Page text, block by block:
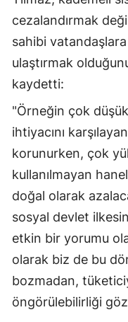
cezalandırmak
sahibi
ulaştırmak
kaydetti:
"Örneğin çok
ihtiyacını
korunurken, çok
kullanılmayan
doğal olarak
sosyal devlet
etkin bir yorumu
olarak biz de bu
bozmadan,
öngörülebilirliği